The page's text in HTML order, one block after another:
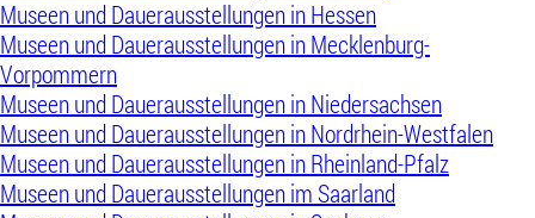
Museen und Dauerausstellungen in Hessen
Museen und Dauerausstellungen in Mecklenburg-
Vorpommern
Museen und Dauerausstellungen in Niedersachsen
Museen und Dauerausstellungen in Nordrhein-Westfalen
Museen und Dauerausstellungen in Rheinland-Pfalz
Museen und Dauerausstellungen im Saarland